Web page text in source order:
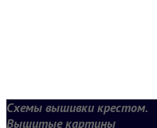
Схемы вышивки крестом.
Вышитые картины